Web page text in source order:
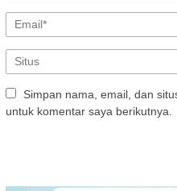
Simpan nama, email, dan
untuk komentar saya berikutnya.